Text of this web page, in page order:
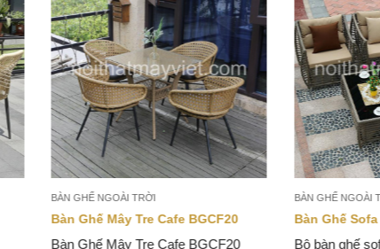
BÀN GHẾ NGOÀI TRỜI
Bàn Ghế Mây Tre Cafe BGCF20
Bàn Ghế Mây Tre Cafe BGCF20
BÀN GHẾ NGOÀI
Bàn Ghế
Bộ bàn ghế